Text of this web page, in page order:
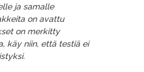
ja samalle
on avattu
on merkitty
käy niin, että testiä ei